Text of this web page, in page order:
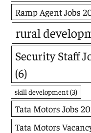
Ramp Agent Jobs
rural
Security Staff
(6)
skill development(3)
Tata Motors Jobs
Tata Motors